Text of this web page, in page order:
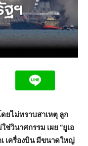
ดยไม่ทราบสาเหตุ ลูก
ช่วินาศกรรม เผย “ยูเอ
เครื่องบิน มีขนาดใหญ่